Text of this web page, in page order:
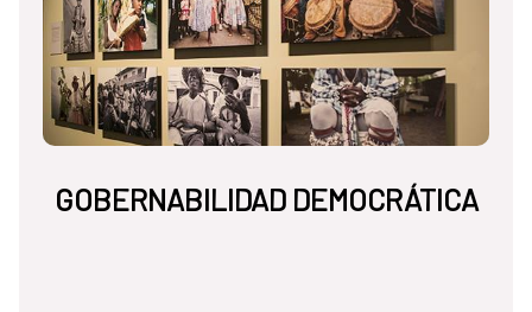
GOBERNABILIDAD DEMOCRÁTICA